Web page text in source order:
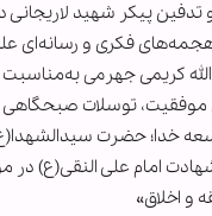
تدفین پیکر شهید
هجمه‌های فکری و
کریمی جهرمی
موفقیت، توسلات
خدا؛ حضرت
امام علی‌ النقی‌(ع)
و اخلاق»‌